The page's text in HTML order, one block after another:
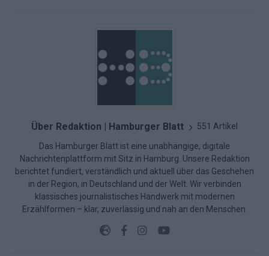
Über Redaktion | Hamburger Blatt 551 Artikel
Das Hamburger Blatt ist eine unabhängige, digitale
Nachrichtenplattform mit Sitz in Hamburg. Unsere Redaktion
berichtet fundiert, verständlich und aktuell über das Geschehen
in der Region, in Deutschland und der Welt. Wir verbinden
klassisches journalistisches Handwerk mit modernen
Erzählformen – klar, zuverlässig und nah an den Menschen.